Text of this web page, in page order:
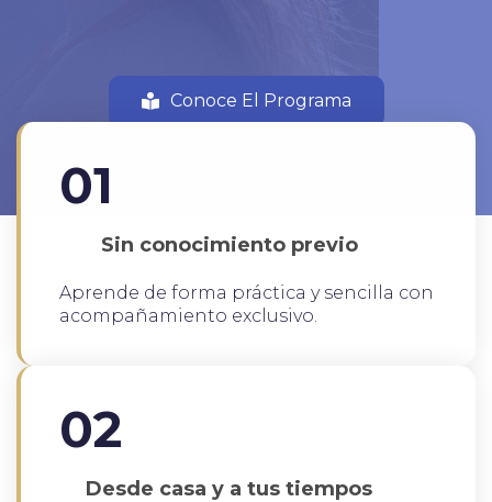
Conoce El Programa
01
Sin conocimiento previo
Aprende de forma práctica y sencilla con
acompañamiento exclusivo.
02
Desde casa y a tus tiempos